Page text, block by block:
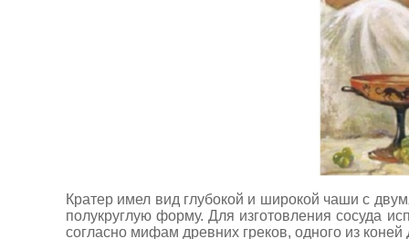
Кратер имел вид глубокой и широкой чаши с
полукруглую форму. Для изготовления сосуда
согласно мифам древних греков, одного из